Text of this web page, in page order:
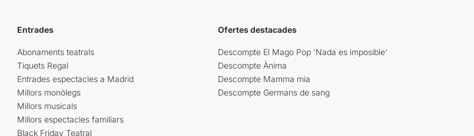
Entrades
Abonaments teatrals
Tiquets Regal
Entrades espectacles a Madrid
Millors monòlegs
Millors musicals
Millors espectacles familiars
Black Friday Teatral
Ofertes destacades
Descompte El Mago Pop 'Nada es imposible'
Descompte Ànima
Descompte Mamma mia
Descompte Germans de sang